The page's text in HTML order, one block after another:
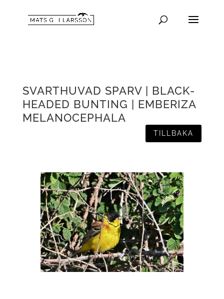
SVARTHUVAD SPARV | BLACK-
HEADED BUNTING | EMBERIZA
MELANOCEPHALA
TILLBAKA